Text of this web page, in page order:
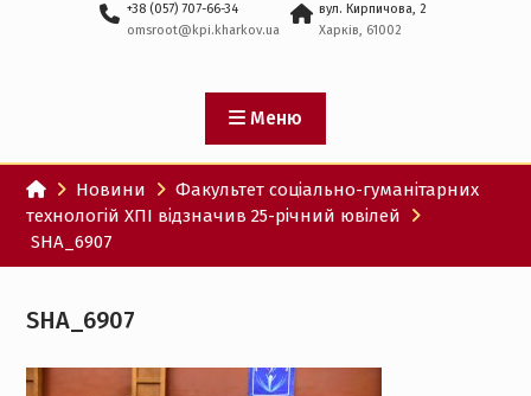
Головнокомандувачем
Збройних Сил України
участю ХПІ обговорили
перспективи українсько-
іспанського
технологічного
партнерства
+38 (057) 707-66-34
omsroot@kpi.kharkov.ua
вул. Кирпичова, 2
Харків, 61002
Меню
Новини
Факультет соціально-гуманітарних
технологій ХПІ відзначив 25-річний ювілей
SHA_6907
SHA_6907